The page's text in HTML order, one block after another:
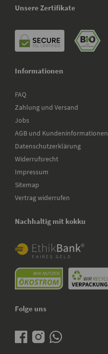
Unsere Zertifikate
Informationen
FAQ
Zahlung und Versand
Jobs
AGB und Kundeninformationen
Datenschutzerklärung
Widerrufsrecht
Impressum
Sitemap
Vertrag widerrufen
Nachhaltig mit kokku
Folge uns